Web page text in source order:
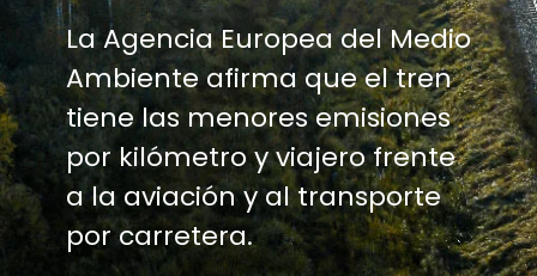
La Agencia Europea del Medio
Ambiente afirma que el tren
tiene las menores emisiones
por kilómetro y viajero frente
a la aviación y al transporte
por carretera.